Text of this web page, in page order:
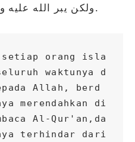
ولكن يبر الله عليه ويرزقه الصبر ببركة الدعاء.
orang isla
waktunya d
Allah, berd
merendahkan di
Al-Qur'an,da
terhindar dari